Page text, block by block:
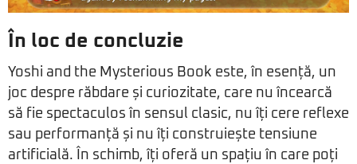
În loc de concluzie
Yoshi and the Mysterious Book este, în esență, un
joc despre răbdare și curiozitate, care nu încearcă
să fie spectaculos în sensul clasic, nu îți cere reflexe
sau performanță și nu îți construiește tensiune
artificială. În schimb, îți oferă un spațiu în care poți